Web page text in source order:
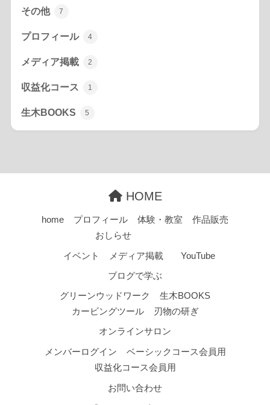
その他 7
プロフィール 4
メディア掲載 2
収益化コース 1
生木BOOKS 5
HOME
home プロフィール 体験・教室
作品販売
おしらせ
イベント メディア掲載 YouTube
ブログで学ぶ
グリーンウッドワーク
生木BOOKS
カービングツール
刃物の研ぎ
オンラインサロン
メンバーログイン
ベーシックコース会員用
収益化コース会員用
お問い合わせ